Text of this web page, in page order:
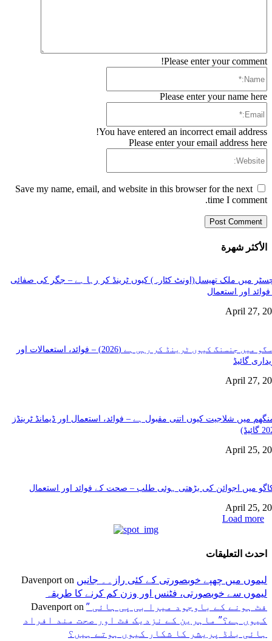
Please enter your comment!
Please enter your name here
You have entered an incorrect email address!
Please enter your email address here
Save my name, email, and website in this browser for the next
time I comment.
الأكثر شهرة
میں ملک تھیسل(اونٹ کٹارہ) کیوں ٹرینڈ کر رہا ہے – جگر کی صفائی
اور استعمال
April 27,
گلاسگو میں جنسنگ کیوں ٹرینڈ کر رہی ہے (2026) – فوائد، استعمالات اور
گائیڈ
April 27,
میں شلاجیت کیوں اتنی مقبول ہے – فوائد، استعمال اور ڈیمانڈ ٹرینڈز
April 25,
میں اجوائن کی بڑھتی ہوئی طلب – صحت کے فوائد اور استعمال
April 25,
Load more
احدث التعليقات
Davenport on لیموں میں چھپے خوبصورتی کے کئی راز۔۔ جانیں
لیموں سے خوبصورتی، فٹنس اور وزن کم کرنے کا طریقہ
Davenport on ” فٹ ہونے کے باوجود میرا بی پی ہائی
کیوں ہے؟” ماہرین کے نزدیک فٹ اور صحت مند افراد
ہائی بلڈ پریشر کا شکار کیوں ہوتے ہیں؟